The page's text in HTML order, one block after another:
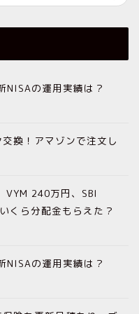
NISAの運用実績は？
換！アマゾンで注文し
VYM 240万円、SBI
くら分配金もらえた？
NISAの運用実績は？